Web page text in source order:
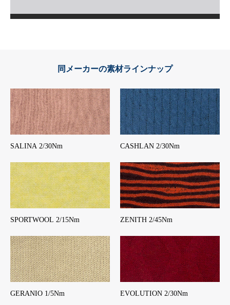
同メーカーの素材ラインナップ
SALINA 2/30Nm CASHLAN 2/30Nm
SPORTWOOL 2/15Nm ZENITH 2/45Nm
GERANIO 1/5Nm EVOLUTION 2/30Nm